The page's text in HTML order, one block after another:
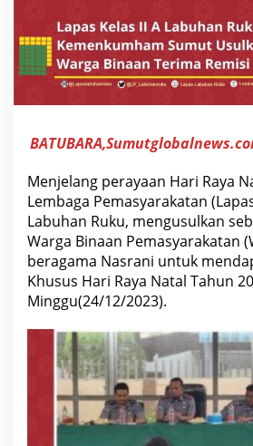
b
u
h
a
n
u
e
n
g
u
s
u
l
k
a
n
e
b
a
n
a
k
8
Menjelang perayaan Hari Raya
Lembaga Pemasyarakatan
Labuhan Ruku, mengusulkan
Warga Binaan Pemasyarakatan
beragama Nasrani untuk
Khusus Hari Raya Natal Tahun
Minggu(24/12/2023).